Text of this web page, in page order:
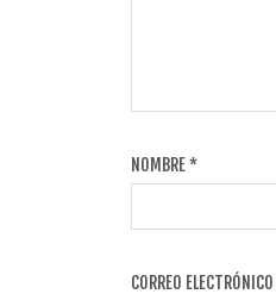
NOMBRE*
CORREO ELECTRÓNICO